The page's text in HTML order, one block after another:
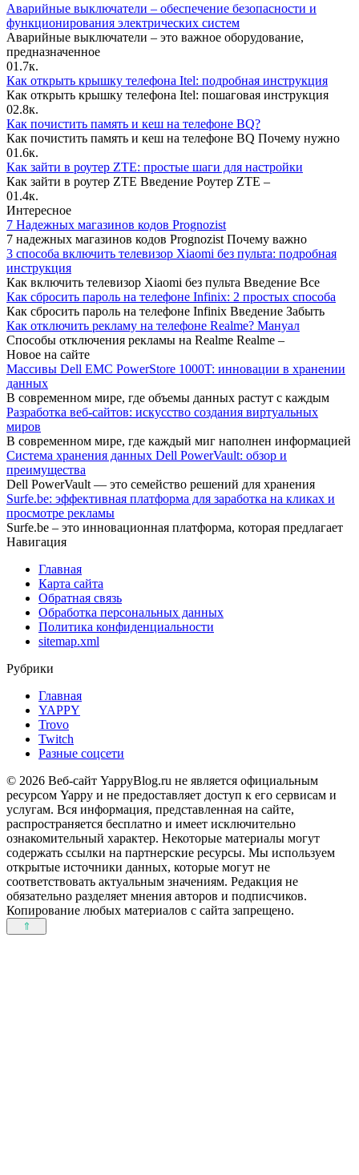
Аварийные выключатели – обеспечение безопасности и
функционирования электрических систем
Аварийные выключатели – это важное оборудование,
предназначенное
01.7к.
Как открыть крышку телефона Itel: подробная инструкция
Как открыть крышку телефона Itel: пошаговая инструкция
02.8к.
Как почистить память и кеш на телефоне BQ?
Как почистить память и кеш на телефоне BQ Почему нужно
01.6к.
Как зайти в роутер ZTE: простые шаги для настройки
Как зайти в роутер ZTE Введение Роутер ZTE –
01.4к.
Интересное
7 Надежных магазинов кодов Prognozist
7 надежных магазинов кодов Prognozist Почему важно
3 способа включить телевизор Xiaomi без пульта: подробная
инструкция
Как включить телевизор Xiaomi без пульта Введение Все
Как сбросить пароль на телефоне Infinix: 2 простых способа
Как сбросить пароль на телефоне Infinix Введение Забыть
Как отключить рекламу на телефоне Realme? Мануал
Способы отключения рекламы на Realme Realme –
Новое на сайте
Массивы Dell EMC PowerStore 1000T: инновации в хранении
данных
В современном мире, где объемы данных растут с каждым
Разработка веб-сайтов: искусство создания виртуальных
миров
В современном мире, где каждый миг наполнен информацией
Система хранения данных Dell PowerVault: обзор и
преимущества
Dell PowerVault — это семейство решений для хранения
Surfe.be: эффективная платформа для заработка на кликах и
просмотре рекламы
Surfe.be – это инновационная платформа, которая предлагает
Навигация
Главная
Карта сайта
Обратная связь
Обработка персональных данных
Политика конфиденциальности
sitemap.xml
Рубрики
Главная
YAPPY
Trovo
Twitch
Разные соцсети
© 2026 Веб-сайт YappyBlog.ru не является официальным
ресурсом Yappy и не предоставляет доступ к его сервисам и
услугам. Вся информация, представленная на сайте,
распространяется бесплатно и имеет исключительно
ознакомительный характер. Некоторые материалы могут
содержать ссылки на партнерские ресурсы. Мы используем
открытые источники данных, которые могут не
соответствовать актуальным значениям. Редакция не
обязательно разделяет мнения авторов и подписчиков.
Копирование любых материалов с сайта запрещено.